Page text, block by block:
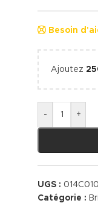
Besoin
Ajoutez
- +
UGS :
Catégorie :